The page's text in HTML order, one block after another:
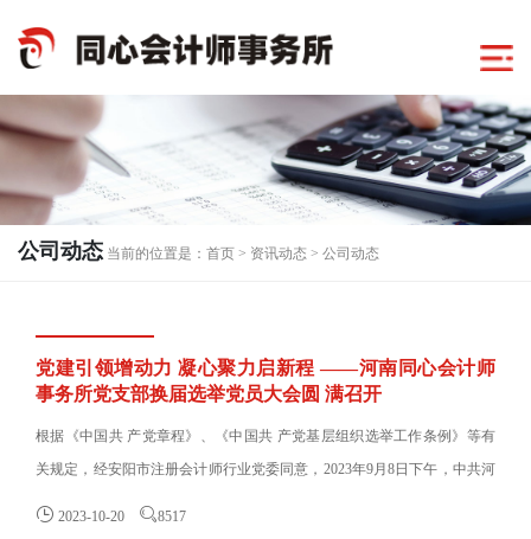
公司动态 当前的位置是： 首页 > 资讯动态 > 公司动态
党建引领增动力 凝心聚力启新程 ——河南同心会计师
事务所党支部换届选举党员大会圆 满召开
根据《中国共 产党章程》、《中国共 产党基层组织选举工作条例》等有
关规定，经安阳市注册会计师行业党委同意，2023年9月8日下午，中共河
南同心会计师事务所支部委......
 2023-10-20 8517